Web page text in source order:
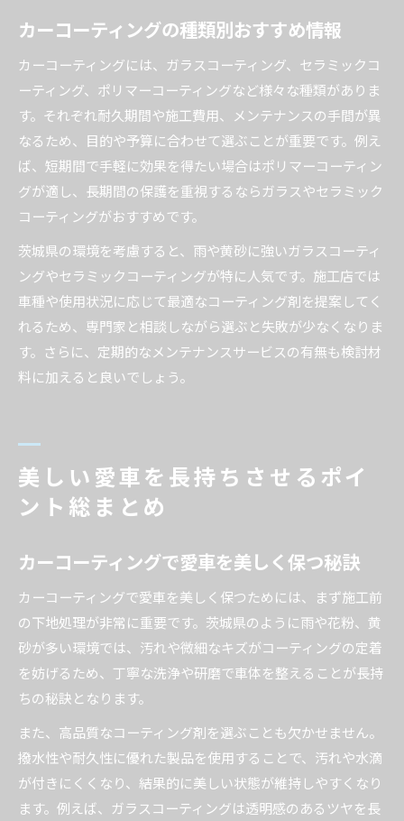
カーコーティングの種類別おすすめ情報
カーコーティングには、ガラスコーティング、セラミックコ
ーティング、ポリマーコーティングなど様々な種類がありま
す。それぞれ耐久期間や施工費用、メンテナンスの手間が異
なるため、目的や予算に合わせて選ぶことが重要です。例え
ば、短期間で手軽に効果を得たい場合はポリマーコーティン
グが適し、長期間の保護を重視するならガラスやセラミック
コーティングがおすすめです。
茨城県の環境を考慮すると、雨や黄砂に強いガラスコーティ
ングやセラミックコーティングが特に人気です。施工店では
車種や使用状況に応じて最適なコーティング剤を提案してく
れるため、専門家と相談しながら選ぶと失敗が少なくなりま
す。さらに、定期的なメンテナンスサービスの有無も検討材
料に加えると良いでしょう。
美しい愛車を長持ちさせるポイ
ント総まとめ
カーコーティングで愛車を美しく保つ秘訣
カーコーティングで愛車を美しく保つためには、まず施工前
の下地処理が非常に重要です。茨城県のように雨や花粉、黄
砂が多い環境では、汚れや微細なキズがコーティングの定着
を妨げるため、丁寧な洗浄や研磨で車体を整えることが長持
ちの秘訣となります。
また、高品質なコーティング剤を選ぶことも欠かせません。
撥水性や耐久性に優れた製品を使用することで、汚れや水滴
が付きにくくなり、結果的に美しい状態が維持しやすくなり
ます。例えば、ガラスコーティングは透明感のあるツヤを長